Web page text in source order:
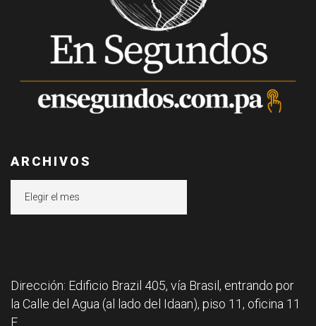
ARCHIVOS
Dirección: Edificio Brazil 405, vía Brasil, entrando por
la Calle del Agua (al lado del Idaan), piso 11, oficina 11
F.